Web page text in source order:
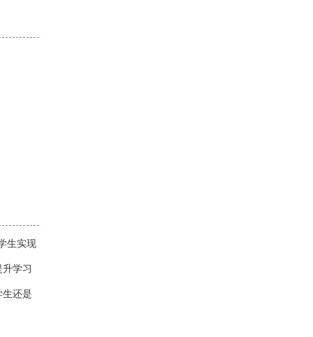
生实现
学习
生还是